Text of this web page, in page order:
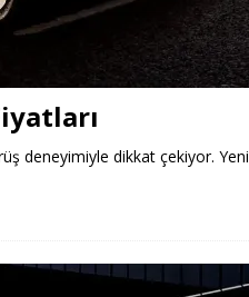
deneyimiyle dikkat çekiyor. Yeni